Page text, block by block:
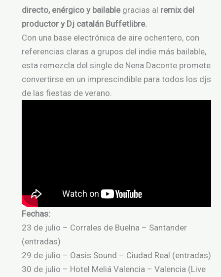
directo, enérgico y bailablegracias al remix del
productor y Dj catalán Buffetlibre.
Con una base electrónica de aire ochentero, con
referencias claras a grupos del indie más bailable,
esta remezcla del single de Nena Daconte promete
convertirse en un imprescindible para todos los djs
de las fiestas de verano.
Fechas:
23 de julio – Corrales de Buelna – Santander
(entradas)
29 de julio – Oasis Sound – Ciudad Real (entradas)
30 de julio – Hotel Meliá Valencia – Valencia (Live